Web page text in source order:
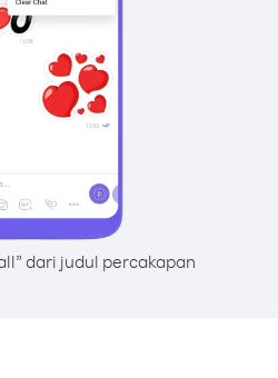
dari judul percakapan